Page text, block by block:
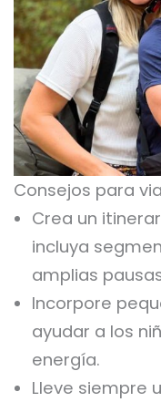
Consejos para
Crea un
incluya
amplias
Incorpore
ayudar a los
energía.
Lleve siempre